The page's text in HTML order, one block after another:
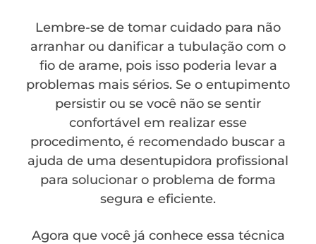
Lembre-se de tomar cuidado para não
arranhar ou danificar a tubulação com o
fio de arame, pois isso poderia levar a
problemas mais sérios. Se o entupimento
persistir ou se você não se sentir
confortável em realizar esse
procedimento, é recomendado buscar a
ajuda de uma desentupidora profissional
para solucionar o problema de forma
segura e eficiente.
Agora que você já conhece essa técnica